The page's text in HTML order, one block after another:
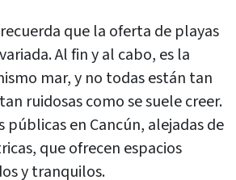
que la oferta de playas
Al fin y al cabo, es la
mar, y no todas están tan
ruidosas como se suele creer.
públicas en Cancún, alejadas de
que ofrecen espacios
y tranquilos.